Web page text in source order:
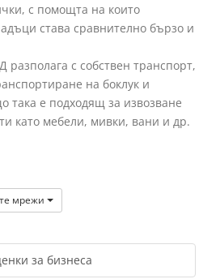
с помощта на които
става сравнително бързо и
с собствен транспорт,
на боклук и
така е подходящ за извозване
като мебели, мивки, вани и др.
мрежи
за бизнеса